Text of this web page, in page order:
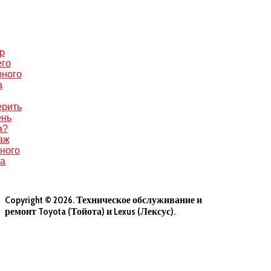
Copyright © 2026. Техническое обслуживание и
ремонт Toyota (Тойота) и Lexus (Лексус).